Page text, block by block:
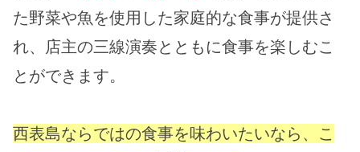
た野菜や魚を使用した家庭的な食事が提供さ
れ、店主の三線演奏とともに食事を楽しむこ
とができます。
西表島ならではの食事を味わいたいなら、こ